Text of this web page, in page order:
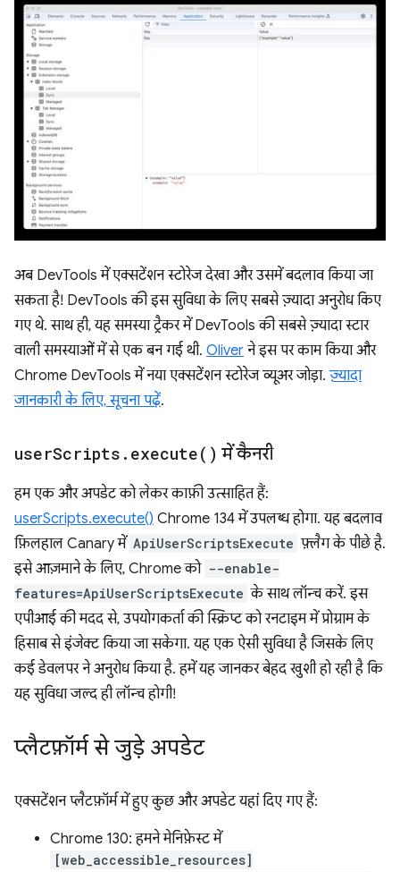
अब DevTools में एक्सटेंशन स्टोरेज देखा और उसमें बदलाव किया जा
सकता है! DevTools की इस सुविधा के लिए सबसे ज़्यादा अनुरोध किए
गए थे. साथ ही, यह समस्या ट्रैकर में DevTools की सबसे ज़्यादा स्टार
वाली समस्याओं में से एक बन गई थी. Oliver ने इस पर काम किया और
Chrome DevTools में नया एक्सटेंशन स्टोरेज व्यूअर जोड़ा. ज़्यादा
जानकारी के लिए, सूचना पढ़ें.
userScripts . execute( ) में कैनरी
हम एक और अपडेट को लेकर काफ़ी उत्साहित हैं:
userScripts.execute() Chrome 134 में उपलब्ध होगा. यह बदलाव
फ़िलहाल Canary में ApiUserScriptsExecute फ़्लैग के पीछे है.
इसे आज़माने के लिए, Chrome को --enable-
features=ApiUserScriptsExecute के साथ लॉन्च करें. इस
एपीआई की मदद से, उपयोगकर्ता की स्क्रिप्ट को रनटाइम में प्रोग्राम के
हिसाब से इंजेक्ट किया जा सकेगा. यह एक ऐसी सुविधा है जिसके लिए
कई डेवलपर ने अनुरोध किया है. हमें यह जानकर बेहद खुशी हो रही है कि
यह सुविधा जल्द ही लॉन्च होगी!
प्लैटफ़ॉर्म से जुड़े अपडेट
एक्सटेंशन प्लैटफ़ॉर्म में हुए कुछ और अपडेट यहां दिए गए हैं:
Chrome 130: हमने मेनिफ़ेस्ट में
[web_accessible_resources]